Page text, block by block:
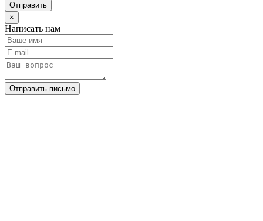
Отправить
×
Написать нам
Отправить письмо